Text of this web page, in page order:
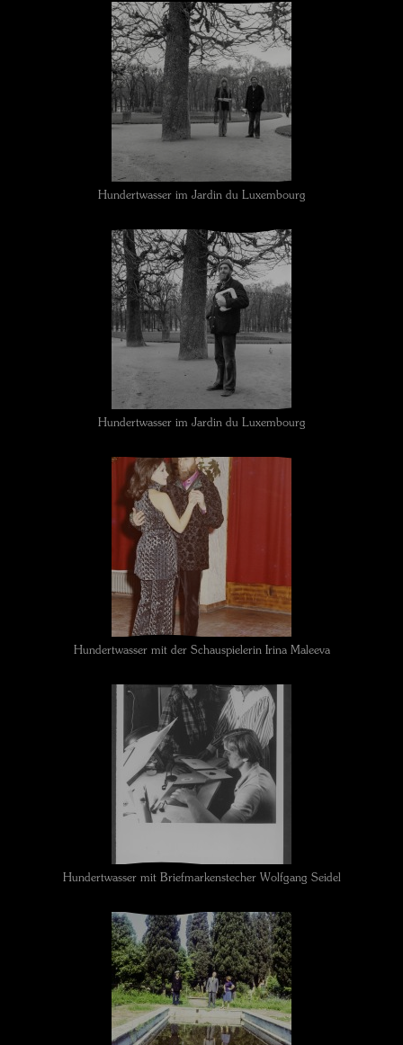
Hundertwasser im Jardin du Luxembourg
Hundertwasser im Jardin du Luxembourg
Hundertwasser mit der Schauspielerin Irina Maleeva
Hundertwasser mit Briefmarkenstecher Wolfgang Seidel